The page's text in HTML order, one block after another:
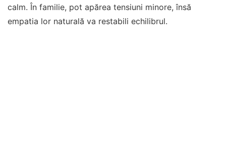
calm. În familie, pot apărea tensiuni minore, însă
empatia lor naturală va restabili echilibrul.